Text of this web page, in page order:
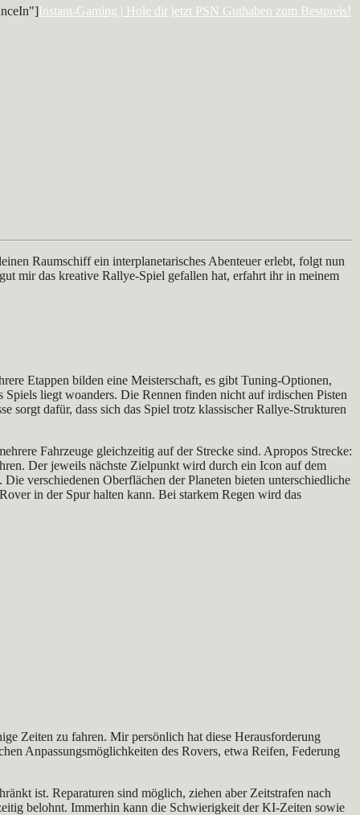
Instant-Gaming | Hole dir jetzt PSN Guthaben zum Bestpreis!
Raumschiff ein interplanetarisches Abenteuer erlebt, folgt nun
mir das kreative Rallye-Spiel gefallen hat, erfahrt ihr in meinem
Etappen bilden eine Meisterschaft, es gibt Tuning-Optionen,
liegt woanders. Die Rennen finden nicht auf irdischen Pisten
sorgt dafür, dass sich das Spiel trotz klassischer Rallye-Strukturen
Fahrzeuge gleichzeitig auf der Strecke sind. Apropos Strecke:
Der jeweils nächste Zielpunkt wird durch ein Icon auf dem
verschiedenen Oberflächen der Planeten bieten unterschiedliche
in der Spur halten kann. Bei starkem Regen wird das
Zeiten zu fahren. Mir persönlich hat diese Herausforderung
Anpassungsmöglichkeiten des Rovers, etwa Reifen, Federung
ist. Reparaturen sind möglich, ziehen aber Zeitstrafen nach
belohnt. Immerhin kann die Schwierigkeit der KI-Zeiten sowie